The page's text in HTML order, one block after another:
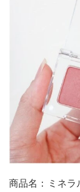
商品名：ミネラ